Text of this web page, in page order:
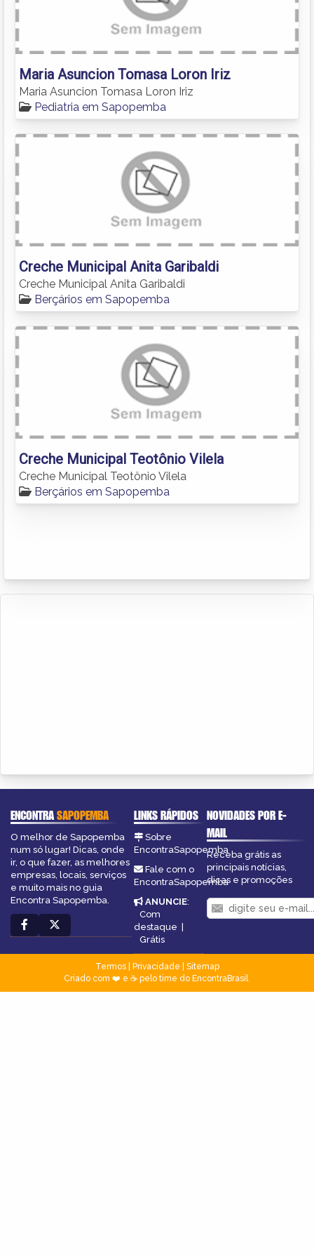
Maria Asuncion Tomasa Loron Iriz
Maria Asuncion Tomasa Loron Iriz
Pediatria em Sapopemba
Creche Municipal Anita Garibaldi
Creche Municipal Anita Garibaldi
Berçários em Sapopemba
Creche Municipal Teotônio Vilela
Creche Municipal Teotônio Vilela
Berçários em Sapopemba
ENCONTRASAPOPEMBA
O melhor de Sapopemba
num só lugar! Dicas, onde
ir, o que fazer, as melhores
empresas, locais, serviços
e muito mais no guia
Encontra Sapopemba.
LINKS RÁPIDOS
Sobre
EncontraSapopemba
Fale com o
EncontraSapopemba
ANUNCIE:
Com
destaque |
Grátis
NOVIDADES POR E-
MAIL
Receba grátis as
principais notícias,
dicas e promoções
Termos| Privacidade
Sitemap
Criado com ❤️ e ☕ pelo time do EncontraBrasil